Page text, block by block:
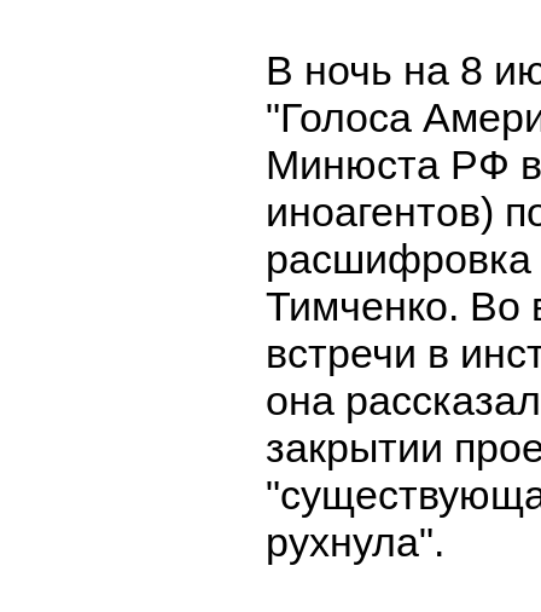
В ночь на 8
"Голоса
Минюста РФ
иноагентов)
расшифровка
Тимченко. Во
встречи в
она
закрытии
рухнула".